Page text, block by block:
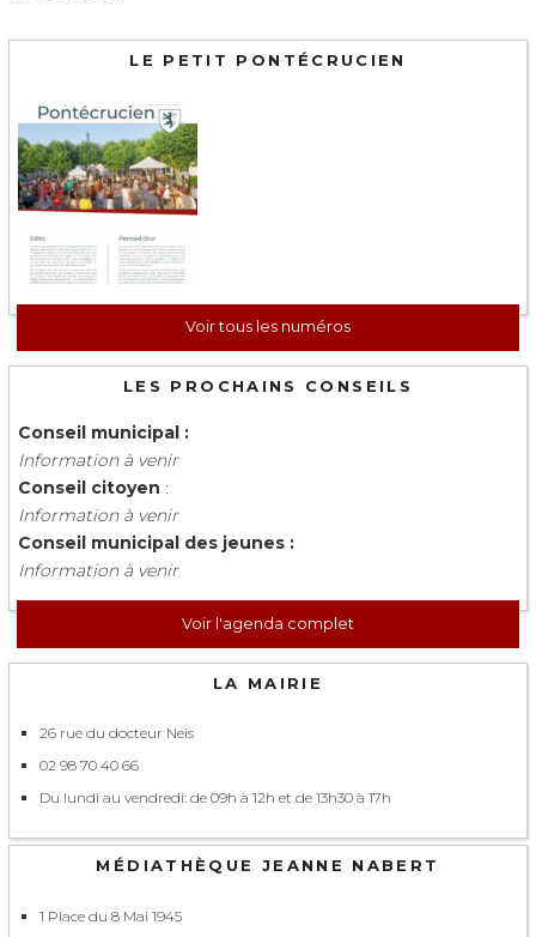
LE PETIT PONTÉCRUCIEN
Voir tous les numéros
LES PROCHAINS CONSEILS
Conseil municipal :
Information à venir
Conseil citoyen :
Information à venir
Conseil municipal des jeunes :
Information à venir
Voir l'agenda complet
LA MAIRIE
26 rue du docteur Neis
02 98 70 40 66
Du lundi au vendredi: de 09h à 12h et de 13h30 à 17h
MÉDIATHÈQUE JEANNE NABERT
1 Place du 8 Mai 1945